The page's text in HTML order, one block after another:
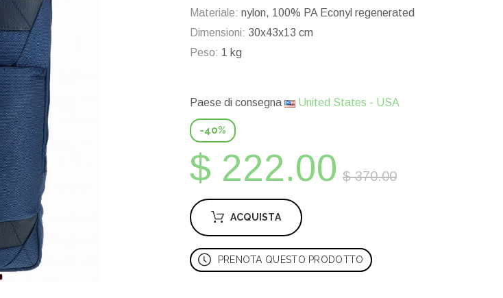
Materiale: nylon, 100% PA Econyl regenerated
Dimensioni: 30x43x13 cm
Peso: 1 kg
Paese di consegna United States - USA
-40%
$ 222.00 $ 370.00
ACQUISTA
PRENOTA QUESTO PRODOTTO